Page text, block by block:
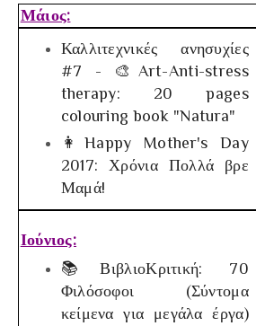
Μάιος:
Καλλιτεχνικές ανησυχίες
#7 - 🎨Art-Anti-stress
therapy: 20 pages
colouring book "Natura"
👩Happy Mother's Day
2017: Χρόνια Πολλά βρε
Μαμά!
Ιούνιος:
📚ΒιβλιοΚριτική: 70
Φιλόσοφοι (Σύντομα
κείμενα για μεγάλα έργα)